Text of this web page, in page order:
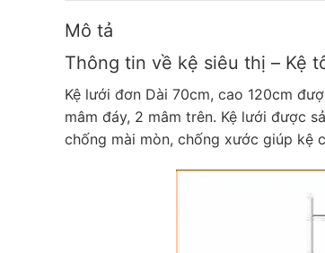
Mô tả
Thông tin về kệ siêu thị – Kệ
Kệ lưới đơn Dài 70cm, cao 120cm
mâm đáy, 2 mâm trên. Kệ lưới được
chống mài mòn, chống xước giúp kệ